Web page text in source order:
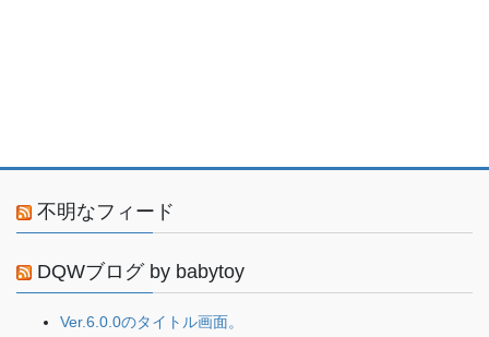
不明なフィード
DQWブログ by babytoy
Ver.6.0.0のタイトル画面。